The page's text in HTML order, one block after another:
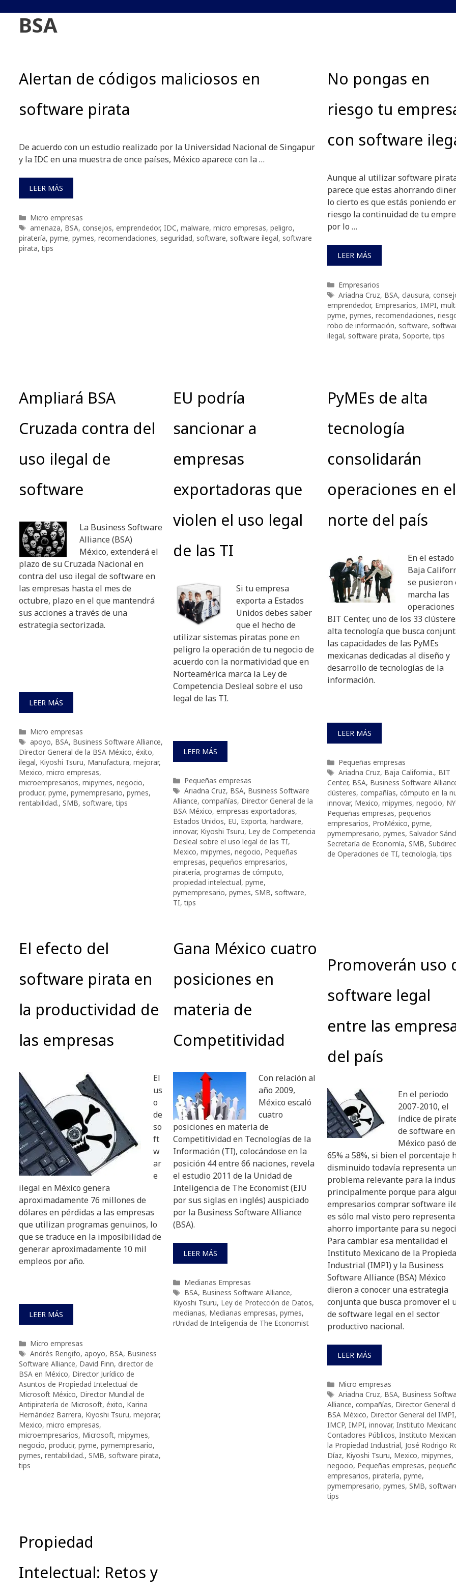
BSA
Alertan de códigos maliciosos en
software pirata
De acuerdo con un estudio realizado por la Universidad Nacional de Singapur
y la IDC en una muestra de once países, México aparece con la …
LEER MÁS
Categorías
Micro empresas
Etiquetas
amenaza, BSA, consejos, emprendedor, IDC, malware, micro empresas, peligro,
piratería, pyme, pymes, recomendaciones, seguridad, software, software ilegal, software
pirata,tips
No pongas en
riesgo tu
con software
Aunque al utilizar software
parece que estas ahorrando
lo cierto es que estás poniendo
riesgo la continuidad de tu
por lo …
LEER MÁS
Categorías
Empresarios
Etiquetas
Ariadna Cruz, BSA, clausura,
emprendedor, Empresarios, IMPI,
pyme, pymes, recomendaciones,
robo de información, software,
ilegal, software pirata, Soporte,tips
Ampliará BSA
Cruzada contra del
uso ilegal de
software
La Business Software
Alliance (BSA)
México, extenderá el
plazo de su Cruzada Nacional en
contra del uso ilegal de software en
las empresas hasta el mes de
octubre, plazo en el que mantendrá
sus acciones a través de una
estrategia sectorizada.
LEER MÁS
Categorías
Micro empresas
Etiquetas
apoyo, BSA, Business Software Alliance,
Director General de la BSA México, éxito,
ilegal, Kiyoshi Tsuru, Manufactura, mejorar,
Mexico, micro empresas,
microempresarios, mipymes, negocio,
producir, pyme, pymempresario, pymes,
rentabilidad., SMB, software,tips
EU podría
sancionar a
empresas
exportadoras que
violen el uso legal
de las TI
Si tu empresa
exporta a Estados
Unidos debes saber
que el hecho de
utilizar sistemas piratas pone en
peligro la operación de tu negocio de
acuerdo con la normatividad que en
Norteamérica marca la Ley de
Competencia Desleal sobre el uso
legal de las TI.
LEER MÁS
Categorías
Pequeñas empresas
Etiquetas
Ariadna Cruz, BSA, Business Software
Alliance, compañías, Director General de la
BSA México, empresas exportadoras,
Estados Unidos, EU, Exporta, hardware,
innovar, Kiyoshi Tsuru, Ley de Competencia
Desleal sobre el uso legal de las TI,
Mexico, mipymes, negocio, Pequeñas
empresas, pequeños empresarios,
piratería, programas de cómputo,
propiedad intelectual, pyme,
pymempresario, pymes, SMB, software,
TI,tips
PyMEs de alta
tecnología
consolidarán
operaciones en el
norte del país
En el estado
Baja
se pusieron
marcha las
BIT Center, uno de los 33
alta tecnología que busca
las capacidades de las PyMEs
mexicanas dedicadas al diseño y
desarrollo de tecnologías de la
información.
LEER MÁS
Categorías
Pequeñas empresas
Etiquetas
Ariadna Cruz, Baja California., BIT
Center, BSA, Business Software
clústeres, compañías, cómputo en la
innovar, Mexico, mipymes, negocio,
Pequeñas empresas, pequeños
empresarios, ProMéxico, pyme,
pymempresario, pymes, Salvador
Secretaría de Economía, SMB,
de Operaciones de TI,tecnología,tips
El efecto del
software pirata en
la productividad de
las empresas
El
us
o
de
so
ft
w
ar
e
ilegal en México genera
aproximadamente 76 millones de
dólares en pérdidas a las empresas
que utilizan programas genuinos, lo
que se traduce en la imposibilidad de
generar aproximadamente 10 mil
empleos por año.
LEER MÁS
Categorías
Micro empresas
Etiquetas
Andrés Rengifo, apoyo, BSA, Business
Software Alliance, David Finn, director de
BSA en México, Director Jurídico de
Asuntos de Propiedad Intelectual de
Microsoft México, Director Mundial de
Antipiratería de Microsoft, éxito, Karina
Hernández Barrera, Kiyoshi Tsuru, mejorar,
Mexico, micro empresas,
microempresarios, Microsoft, mipymes,
negocio, producir, pyme, pymempresario,
pymes, rentabilidad., SMB, software pirata,
tips
Gana México cuatro
posiciones en
materia de
Competitividad
Con relación al
año 2009,
México escaló
cuatro
posiciones en materia de
Competitividad en Tecnologías de la
Información (TI), colocándose en la
posición 44 entre 66 naciones, revela
el estudio 2011 de la Unidad de
Inteligencia de The Economist (EIU
por sus siglas en inglés) auspiciado
por la Business Software Alliance
(BSA).
LEER MÁS
Categorías
Medianas Empresas
Etiquetas
BSA, Business Software Alliance,
Kiyoshi Tsuru, Ley de Protección de Datos,
medianas, Medianas empresas, pymes,
rUnidad de Inteligencia de The Economist
Promoverán uso
software legal
entre las
del país
En el periodo
2007-2010, el
índice de
de software en
México pasó de
65% a 58%, si bien el porcentaje
disminuido todavía representa
problema relevante para la
principalmente porque para
empresarios comprar software
es sólo mal visto pero
ahorro importante para su
Para cambiar esa mentalidad el
Instituto Mexicano de la
Industrial (IMPI) y la Business
Software Alliance (BSA) México
dieron a conocer una estrategia
conjunta que busca promover el
de software legal en el sector
productivo nacional.
LEER MÁS
Categorías
Micro empresas
Etiquetas
Ariadna Cruz, BSA, Business
Alliance, compañías, Director General
BSA México, Director General del IMPI,
IMCP, IMPI, innovar, Instituto
Contadores Públicos, Instituto
la Propiedad Industrial, José Rodrigo
Díaz, Kiyoshi Tsuru, Mexico, mipymes,
negocio, Pequeñas empresas,
empresarios, piratería, pyme,
pymempresario, pymes, SMB,
tips
Propiedad
Intelectual: Retos y